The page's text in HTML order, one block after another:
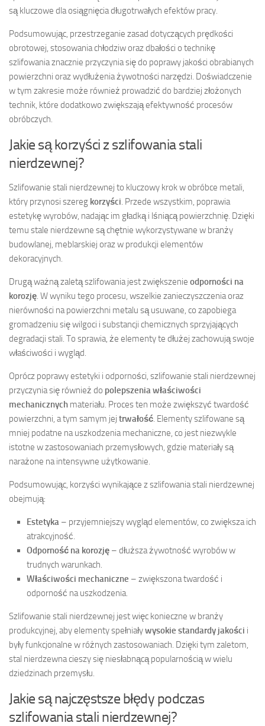
są kluczowe dla osiągnięcia długotrwałych efektów pracy.
Podsumowując, przestrzeganie zasad dotyczących prędkości
obrotowej, stosowania chłodziw oraz dbałości o technikę
szlifowania znacznie przyczynia się do poprawy jakości obrabianych
powierzchni oraz wydłużenia żywotności narzędzi. Doświadczenie
w tym zakresie może również prowadzić do bardziej złożonych
technik, które dodatkowo zwiększają efektywność procesów
obróbczych.
Jakie są korzyści z szlifowania stali
nierdzewnej?
Szlifowanie stali nierdzewnej to kluczowy krok w obróbce metali,
który przynosi szereg korzyści . Przede wszystkim, poprawia
estetykę wyrobów, nadając im gładką i lśniącą powierzchnię. Dzięki
temu stale nierdzewne są chętnie wykorzystywane w branży
budowlanej, meblarskiej oraz w produkcji elementów
dekoracyjnych.
Drugą ważną zaletą szlifowania jest zwiększenie odporności na
korozję . W wyniku tego procesu, wszelkie zanieczyszczenia oraz
nierówności na powierzchni metalu są usuwane, co zapobiega
gromadzeniu się wilgoci i substancji chemicznych sprzyjających
degradacji stali. To sprawia, że elementy te dłużej zachowują swoje
właściwości i wygląd.
Oprócz poprawy estetyki i odporności, szlifowanie stali nierdzewnej
przyczynia się również do polepszenia właściwości
mechanicznych materiału. Proces ten może zwiększyć twardość
powierzchni, a tym samym jej trwałość . Elementy szlifowane są
mniej podatne na uszkodzenia mechaniczne, co jest niezwykle
istotne w zastosowaniach przemysłowych, gdzie materiały są
narażone na intensywne użytkowanie.
Podsumowując, korzyści wynikające z szlifowania stali nierdzewnej
obejmują:
Estetyka – przyjemniejszy wygląd elementów, co zwiększa ich
atrakcyjność.
Odporność na korozję – dłuższa żywotność wyrobów w
trudnych warunkach.
Właściwości mechaniczne – zwiększona twardość i
odporność na uszkodzenia.
Szlifowanie stali nierdzewnej jest więc konieczne w branży
produkcyjnej, aby elementy spełniaływysokie standardy jakości i
były funkcjonalne w różnych zastosowaniach. Dzięki tym zaletom,
stal nierdzewna cieszy się niesłabnącą popularnością w wielu
dziedzinach przemysłu.
Jakie są najczęstsze błędy podczas
szlifowania stali nierdzewnej?